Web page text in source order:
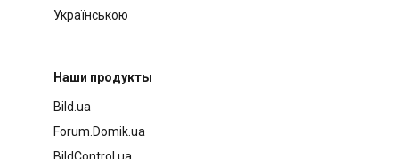
Українською
Наши продукты
Bild.ua
Forum.Domik.ua